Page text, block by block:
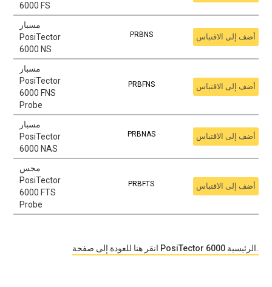
6000 FS
مسبار
PosiTector
6000 NS
PRBNS أضف إلى الاقتباس
مسبار
PosiTector
6000 FNS
Probe
PRBFNS أضف إلى الاقتباس
مسبار
PosiTector
6000 NAS
PRBNAS أضف إلى الاقتباس
مجس
PosiTector
6000 FTS
Probe
PRBFTS أضف إلى الاقتباس
انقر هنا للعودة إلى صفحة PosiTector 6000 الرئيسية.